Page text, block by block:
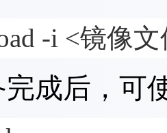
-i <镜像文
成后，可